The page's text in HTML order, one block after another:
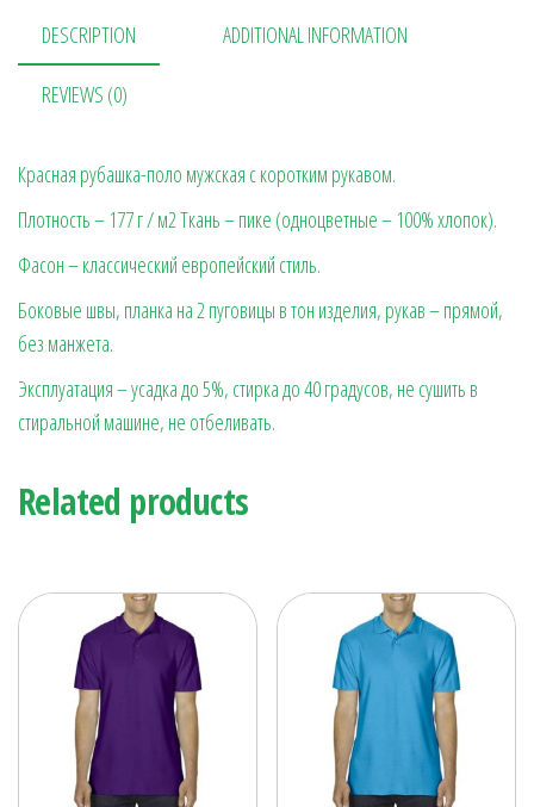
bo
ok
er
es
t
a
se
n
ра
в
DESCRIPTION ADDITIONAL INFORMATION
REVIEWS (0)
Красная рубашка-поло мужская с коротким рукавом.
Плотность – 177 г / м2 Ткань – пике (одноцветные – 100% хлопок).
Фасон – классический европейский стиль.
Боковые швы, планка на 2 пуговицы в тон изделия, рукав – прямой,
без манжета.
Эксплуатация – усадка до 5%, стирка до 40 градусов, не сушить в
стиральной машине, не отбеливать.
Related products